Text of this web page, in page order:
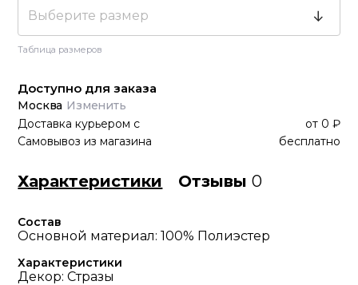
Выберите размер
Таблица размеров
Доступно для заказа
Москва Изменить
Доставка курьером с от 0 ₽
Самовывоз из магазина
бесплатно
Характеристики Отзывы0
Состав
Основной материал: 100% Полиэстер
Характеристики
Декор: Стразы